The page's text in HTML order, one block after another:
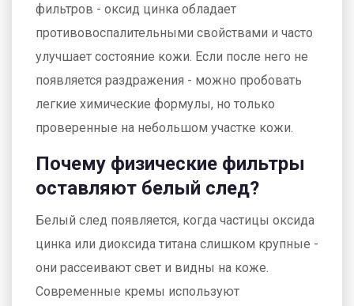
фильтров - оксид цинка обладает
противовоспалительными свойствами и часто
улучшает состояние кожи. Если после него не
появляется раздражения - можно пробовать
легкие химические формулы, но только
проверенные на небольшом участке кожи.
Почему физические фильтры
оставляют белый след?
Белый след появляется, когда частицы оксида
цинка или диоксида титана слишком крупные -
они рассеивают свет и видны на коже.
Современные кремы используют